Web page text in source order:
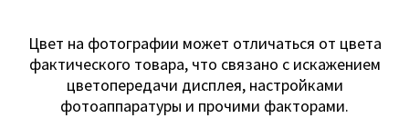
Цвет на фотографии может отличаться от цвета
фактического товара, что связано с искажением
цветопередачи дисплея, настройками
фотоаппаратуры и прочими факторами.